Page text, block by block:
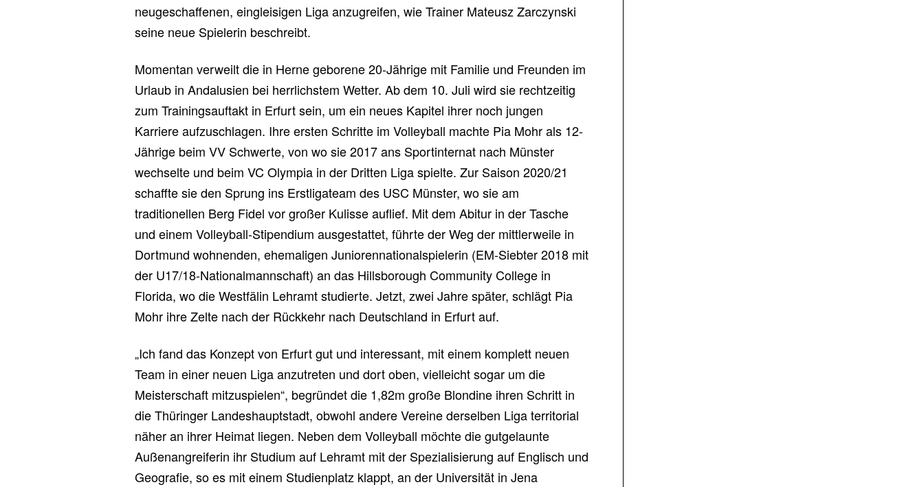
neugeschaffenen, eingleisigen Liga anzugreifen, wie Trainer Mateusz Zarczynski
seine neue Spielerin beschreibt.
Momentan verweilt die in Herne geborene 20-Jährige mit Familie und Freunden im
Urlaub in Andalusien bei herrlichstem Wetter. Ab dem 10. Juli wird sie rechtzeitig
zum Trainingsauftakt in Erfurt sein, um ein neues Kapitel ihrer noch jungen
Karriere aufzuschlagen. Ihre ersten Schritte im Volleyball machte Pia Mohr als 12-
Jährige beim VV Schwerte, von wo sie 2017 ans Sportinternat nach Münster
wechselte und beim VC Olympia in der Dritten Liga spielte. Zur Saison 2020/21
schaffte sie den Sprung ins Erstligateam des USC Münster, wo sie am
traditionellen Berg Fidel vor großer Kulisse auflief. Mit dem Abitur in der Tasche
und einem Volleyball-Stipendium ausgestattet, führte der Weg der mittlerweile in
Dortmund wohnenden, ehemaligen Juniorennationalspielerin (EM-Siebter 2018 mit
der U17/18-Nationalmannschaft) an das Hillsborough Community College in
Florida, wo die Westfälin Lehramt studierte. Jetzt, zwei Jahre später, schlägt Pia
Mohr ihre Zelte nach der Rückkehr nach Deutschland in Erfurt auf.
„Ich fand das Konzept von Erfurt gut und interessant, mit einem komplett neuen
Team in einer neuen Liga anzutreten und dort oben, vielleicht sogar um die
Meisterschaft mitzuspielen“, begründet die 1,82m große Blondine ihren Schritt in
die Thüringer Landeshauptstadt, obwohl andere Vereine derselben Liga territorial
näher an ihrer Heimat liegen. Neben dem Volleyball möchte die gutgelaunte
Außenangreiferin ihr Studium auf Lehramt mit der Spezialisierung auf Englisch und
Geografie, so es mit einem Studienplatz klappt, an der Universität in Jena